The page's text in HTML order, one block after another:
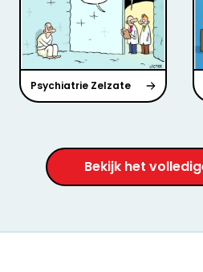
Psychiatrie Zelzate
Bekijk het